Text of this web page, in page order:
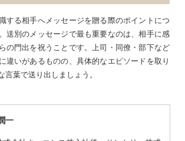
する相手へメッセージを贈る際のポイントにつ
送別のメッセージで最も重要なのは、相手に感
の門出を祝うことです。上司・同僚・部下など
違いがあるものの、具体的なエピソードを取り
言葉で送り出しましょう。
一